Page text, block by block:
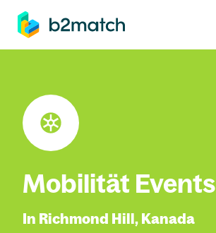
springen
Mobilität Events
In Richmond Hill, Kanada